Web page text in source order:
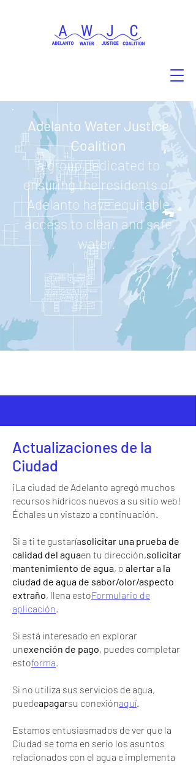
Adelanto Water Justice
Coalition
a group dedicated to
ensuring the residents of
Adelanto have equitable
access to clean and safe
water.
Actualizaciones de la
Ciudad
¡La ciudad de Adelanto agregó muchos
recursos hídricos nuevos a su sitio web!
Échales un vistazo a continuación.
Si a ti te gustaríasolicitar una prueba de
calidad del aguaen tu dirección,solicitar
mantenimiento de agua, o alertar a la
ciudad de agua de sabor/olor/aspecto
extraño, llena estoFormulario de
aplicación.
Si está interesado en explorar
unexención de pago, puedes completar
estoforma.
Si no utiliza sus servicios de agua,
puedeapagarsu conexiónaquí.
Estamos entusiasmados de ver que la
Ciudad se toma en serio los asuntos
relacionados con el agua e implementa